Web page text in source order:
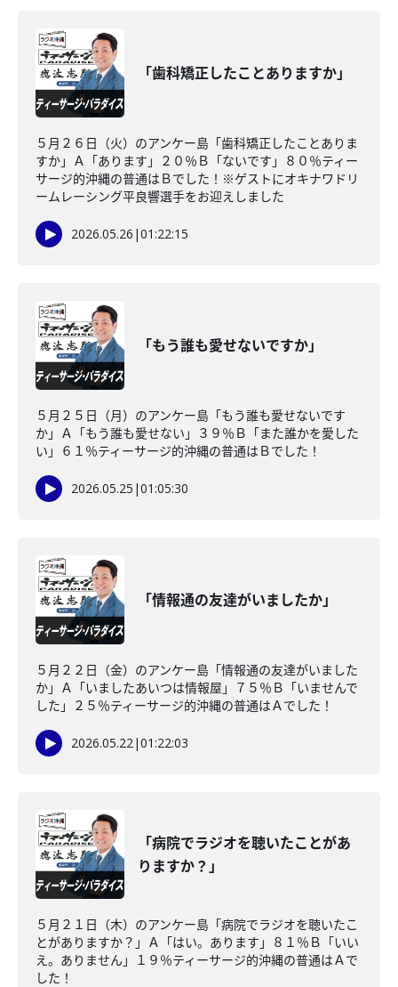
「歯科矯正したことありますか」
５月２６日（火）のアンケー島「歯科矯正したことありま
すか」Ａ「あります」２０％Ｂ「ないです」８０％ティー
サージ的沖縄の普通はＢでした！※ゲストにオキナワドリ
ームレーシング平良響選手をお迎えしました
2026.05.26 |01:22:15
「もう誰も愛せないですか」
５月２５日（月）のアンケー島「もう誰も愛せないです
か」Ａ「もう誰も愛せない」３９％Ｂ「また誰かを愛した
い」６１％ティーサージ的沖縄の普通はＢでした！
2026.05.25 |01:05:30
「情報通の友達がいましたか」
５月２２日（金）のアンケー島「情報通の友達がいました
か」Ａ「いましたあいつは情報屋」７５％Ｂ「いませんで
した」２５％ティーサージ的沖縄の普通はＡでした！
2026.05.22|01:22:03
「病院でラジオを聴いたことがあ
りますか？」
５月２１日（木）のアンケー島「病院でラジオを聴いたこ
とがありますか？」Ａ「はい。あります」８１％Ｂ「いい
え。ありません」１９％ティーサージ的沖縄の普通はＡで
した！